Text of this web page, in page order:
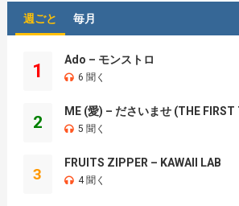
週ごと 毎月
1
Ado – モンストロ
6 聞く
2
ME (愛) – ださいませ (THE FIRST
5 聞く
3
FRUITS ZIPPER – KAWAII LAB
4 聞く